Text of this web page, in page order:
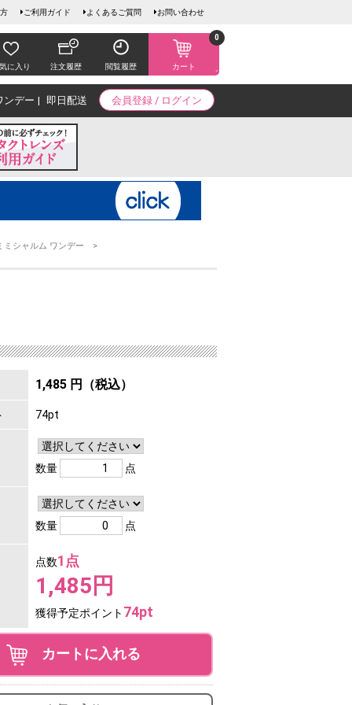
ご利用ガイド よくあるご質問 お問い合わせ
に入り 注文履歴 閲覧履歴 カート
0
会員登録 / ログイン
ンデー 即日配送
ミシャルム ワンデー
1,485 円（税込）
74pt
数量 点
数量
点
点数1点
1,485円
獲得予定ポイント 74pt
カートに入れる